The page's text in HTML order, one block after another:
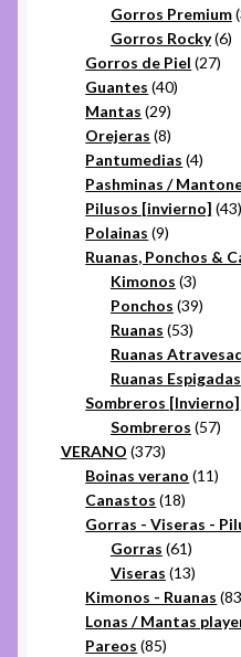
Gorros Premium
Gorros Rocky 66
Gorros de Piel 2727
Guantes 4040
Mantas 2929
productos
Orejeras 88
productos
Pantumedias 44
Pashminas /
Pilusos [invierno] 43
Polainas 99
productos
Ruanas, Ponchos &
Kimonos 33
Ponchos 3939
Ruanas 5353
Ruanas
Ruanas Espigadas
Sombreros [Invierno]
Sombreros 5757
VERANO 373373
productos
Boinas verano 1111
Canastos 1818
Gorras - Viseras -
Gorras 6161
Viseras 1313
Kimonos - Ruanas
Lonas / Mantas
Pareos 8585